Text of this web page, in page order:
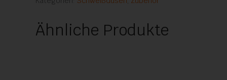
Ähnliche Produkte